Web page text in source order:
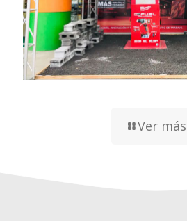
Ver más